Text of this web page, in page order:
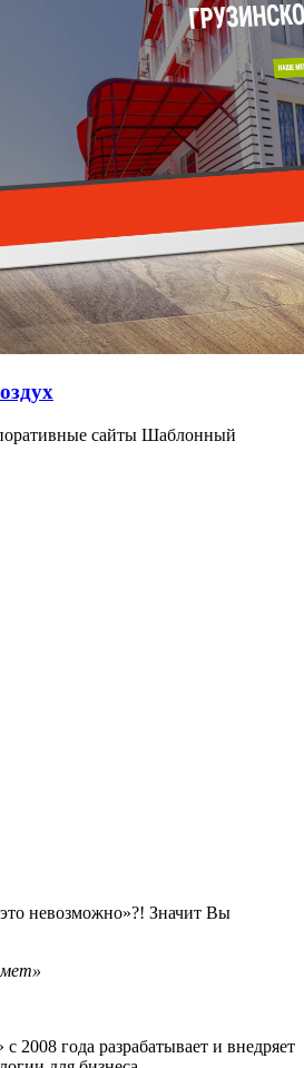
сайты Шаблонный
невозможно»?! Значит Вы
года разрабатывает и внедряет